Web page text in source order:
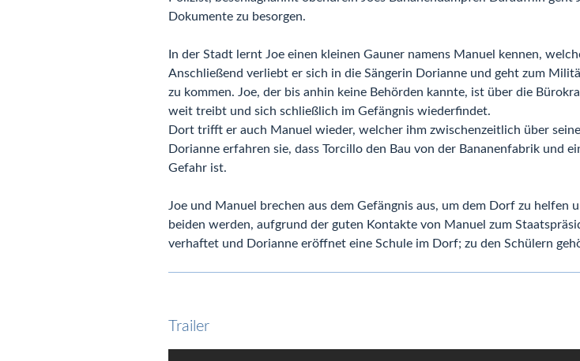
Dokumente zu besorgen.
In der Stadt lernt Joe einen kleinen Gauner namens Manuel kennen,
Anschließend verliebt er sich in die Sängerin Dorianne und geht zum
zu kommen. Joe, der bis anhin keine Behörden kannte, ist über die
weit treibt und sich schließlich im Gefängnis wiederfindet.
Dort trifft er auch Manuel wieder, welcher ihm zwischenzeitlich über
Dorianne erfahren sie, dass Torcillo den Bau von der Bananenfabrik und
Gefahr ist.
Joe und Manuel brechen aus dem Gefängnis aus, um dem Dorf zu
beiden werden, aufgrund der guten Kontakte von Manuel zum
verhaftet und Dorianne eröffnet eine Schule im Dorf; zu den Schülern
Trailer